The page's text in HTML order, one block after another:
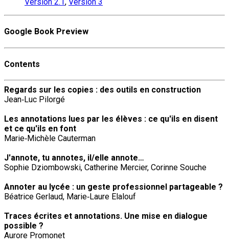
Google Book Preview
Contents
Regards sur les copies : des outils en construction
Jean‐Luc Pilorgé
Les annotations lues par les élèves : ce qu'ils en disent
et ce qu'ils en font
Marie‐Michèle Cauterman
J'annote, tu annotes, il/elle annote…
Sophie Dziombowski, Catherine Mercier, Corinne Souche
Annoter au lycée : un geste professionnel partageable ?
Béatrice Gerlaud, Marie‐Laure Elalouf
Traces écrites et annotations. Une mise en dialogue
possible ?
Aurore Promonet